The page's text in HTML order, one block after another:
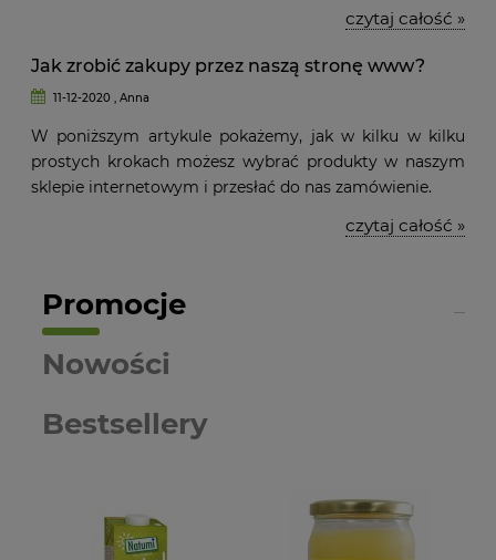
czytaj całość »
Jak zrobić zakupy przez naszą stronę www?
11-12-2020 , Anna
W poniższym artykule pokażemy, jak w kilku w kilku
prostych krokach możesz wybrać produkty w naszym
sklepie internetowym i przesłać do nas zamówienie.
czytaj całość »
Promocje
Nowości
Bestsellery